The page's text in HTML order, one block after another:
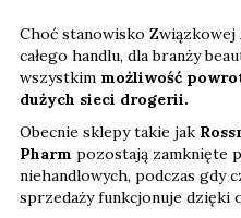
Choć stanowisko
całego handlu, dla branży
wszystkim możliwość
dużych sieci drogerii.
Obecnie sklepy takie jak
Pharm pozostają zamknięte
niehandlowych, podczas gdy
sprzedaży funkcjonuje dzięki